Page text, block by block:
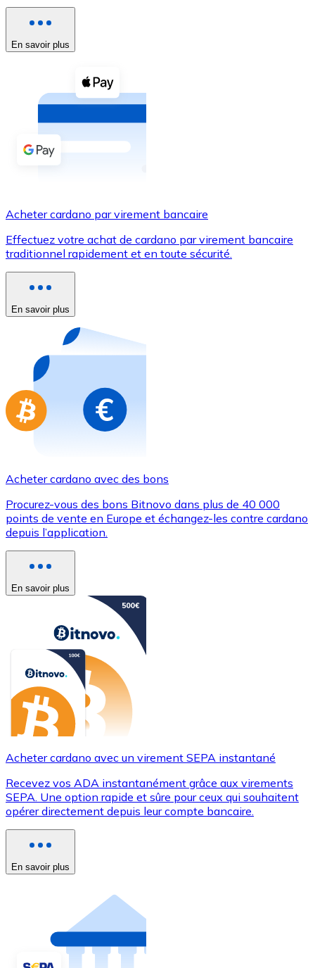
Voir toutes
Coupons crypto
Achetez des cryptomonnaies en espèces et d'autres
Acheter avec espèces
Virement SEPA
Utilisez les cartes Visa et Mastercard pour acheter
Acheter avec carte
Nouveau
Achetez des cartes-cadeaux de vos marques
Aller à la boutique de cartes-cadeaux
En savoir plus
Acheter cardano par virement bancaire
Effectuez votre achat de cardano par virement bancaire
traditionnel rapidement et en toute sécurité.
En savoir plus
Acheter cardano avec des bons
Procurez-vous des bons Bitnovo dans plus de 40 000
points de vente en Europe et échangez-les contre cardano
depuis l’application.
En savoir plus
Acheter cardano avec un virement SEPA instantané
Recevez vos ADA instantanément grâce aux virements
SEPA. Une option rapide et sûre pour ceux qui souhaitent
opérer directement depuis leur compte bancaire.
En savoir plus